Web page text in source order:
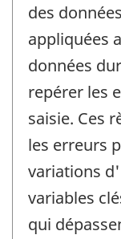
des
appliquées
données
repérer les
saisie. Ces
les erreurs
variations
variables
qui